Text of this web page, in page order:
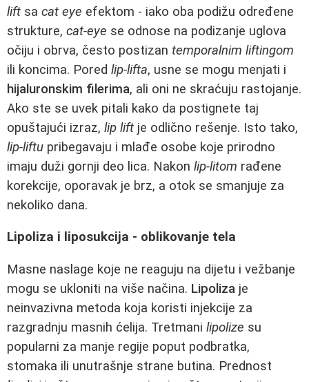
lift sa cat eye efektom - iako oba podižu određene
strukture, cat-eye se odnose na podizanje uglova
očiju i obrva, često postizan temporalnim liftingom
ili koncima. Pored lip-lifta, usne se mogu menjati i
hijaluronskim filerima, ali oni ne skraćuju rastojanje.
Ako ste se uvek pitali kako da postignete taj
opuštajući izraz, lip lift je odlično rešenje. Isto tako,
lip-liftu pribegavaju i mlađe osobe koje prirodno
imaju duži gornji deo lica. Nakon lip-litom rađene
korekcije, oporavak je brz, a otok se smanjuje za
nekoliko dana.
Lipoliza i liposukcija - oblikovanje tela
Masne naslage koje ne reaguju na dijetu i vežbanje
mogu se ukloniti na više načina. Lipoliza je
neinvazivna metoda koja koristi injekcije za
razgradnju masnih ćelija. Tretmani lipolize su
popularni za manje regije poput podbratka,
stomaka ili unutrašnje strane butina. Prednost